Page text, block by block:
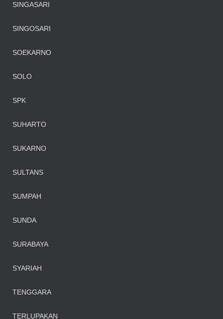
SINGASARI
SINGOSARI
SOEKARNO
SOLO
SPK
SUHARTO
SUKARNO
SULTANS
SUMPAH
SUNDA
SURABAYA
SYARIAH
TENGGARA
TERLUPAKAN